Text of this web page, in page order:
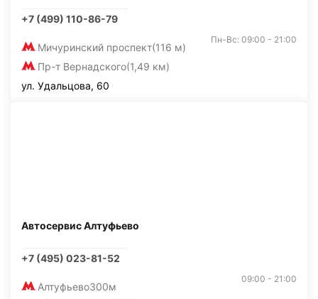
+7 (499) 110-86-79
Мичуринский проспект(116 м)
Пр-т Вернадского(1,49 км)
Пн-Вс: 09:00 - 21:00
ул. Удальцова, 60
Автосервис Алтуфьево
+7 (495) 023-81-52
Алтуфьево300м
09:00 - 21:00